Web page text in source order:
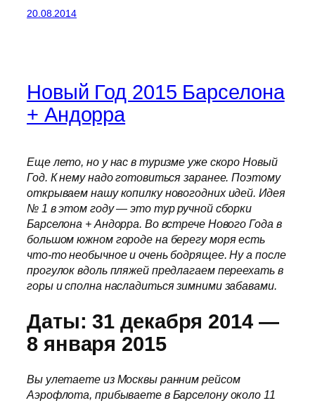
20.08.2014
Новый Год 2015 Барселона
+ Андорра
Еще лето, но у нас в туризме уже скоро Новый
Год. К нему надо готовиться заранее. Поэтому
открываем нашу копилку новогодних идей. Идея
№ 1 в этом году — это тур ручной сборки
Барселона + Андорра. Во встрече Нового Года в
большом южном городе на берегу моря есть
что-то необычное и очень бодрящее. Ну а после
прогулок вдоль пляжей предлагаем переехать в
горы и сполна насладиться зимними забавами.
Даты: 31 декабря 2014 —
8 января 2015
Вы улетаете из Москвы ранним рейсом
Аэрофлота, прибываете в Барселону около 11